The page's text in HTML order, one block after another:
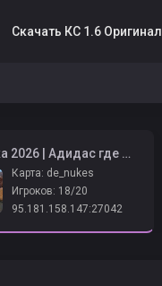
Скачать КС 1.6 Оригинал
️ ➤ Психушка 2026 | Адидас где бабки? ➤
Карта: de_nukes
Игроков: 18/20
95.181.158.147:27042